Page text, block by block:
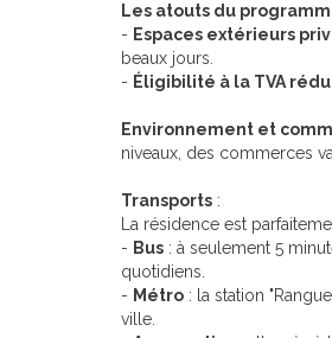
Les atouts du
- Espaces extérieurs
beaux jours.
- Éligibilité à la TVA
Environnement et
niveaux, des commerces
Transports :
La résidence est
- Bus : à seulement 5
quotidiens.
- Métro : la station
ville.